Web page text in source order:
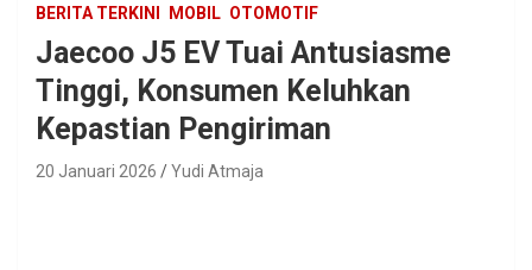
BERITA TERKINI MOBIL OTOMOTIF
Jaecoo J5 EV Tuai Antusiasme
Tinggi, Konsumen Keluhkan
Kepastian Pengiriman
20 Januari 2026 Yudi Atmaja